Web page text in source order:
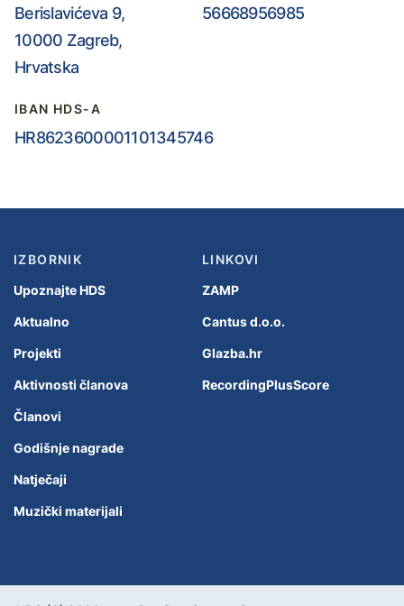
Berislavićeva 9,
10000 Zagreb,
Hrvatska
56668956985
IBAN HDS-A
HR8623600001101345746
IZBORNIK
Upoznajte HDS
Aktualno
Projekti
Aktivnosti članova
Članovi
Godišnje nagrade
Natječaji
Muzički materijali
LINKOVI
ZAMP
Cantus d.o.o.
Glazba.hr
RecordingPlusScore